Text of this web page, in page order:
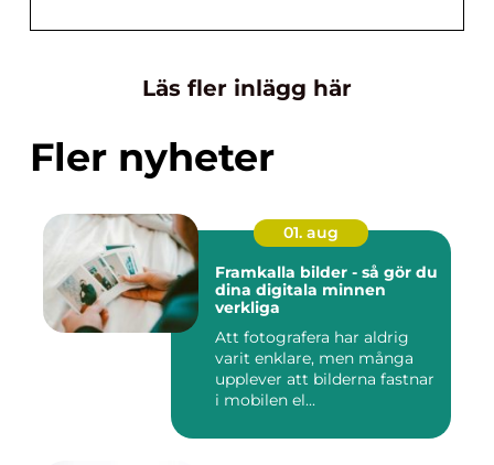
Läs fler inlägg här
Fler nyheter
01. aug
Framkalla bilder - så gör du
dina digitala minnen
verkliga
Att fotografera har aldrig
varit enklare, men många
upplever att bilderna fastnar
i mobilen el...